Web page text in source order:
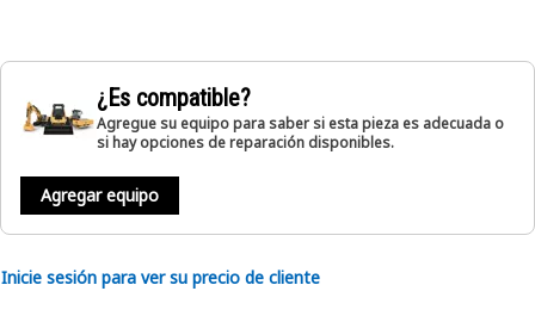
¿Es compatible?
Agregue su equipo para saber si esta pieza es adecuada o
si hay opciones de reparación disponibles.
Agregar equipo
Inicie sesión para ver su precio de cliente